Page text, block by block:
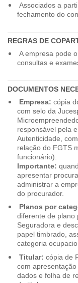
Associados a
fechamento do
REGRAS DE
A empresa pode
consultas e
DOCUMENTOS
Empresa: cópia
com selo da
responsável pela
Autenticidade,
relação do FGTS
funcionário).
Importante:
apresentar
administrar a
do procurador.
Planos por
diferente de plano
Seguradora e
papel timbrado,
categoria
Titular: cópia de
com
dados e folha de